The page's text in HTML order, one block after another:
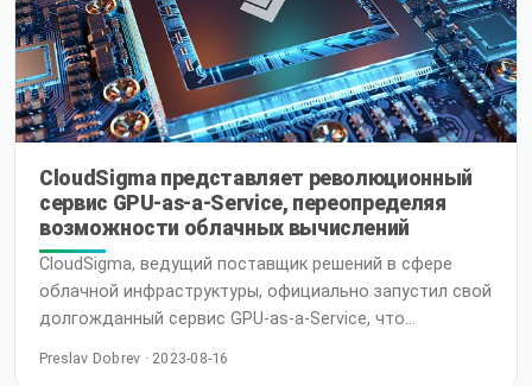
стратегическое расширение осуществляется в
сотрудничестве
CloudSigma представляет революционный
сервис GPU-as-a-Service, переопределяя
возможности облачных вычислений
CloudSigma, ведущий поставщик решений в сфере
облачной инфраструктуры, официально запустил свой
долгожданный сервис GPU-as-a-Service, что
ознаменовало собой важную веху в эволюции
Preslav Dobrev · 2023-08-16